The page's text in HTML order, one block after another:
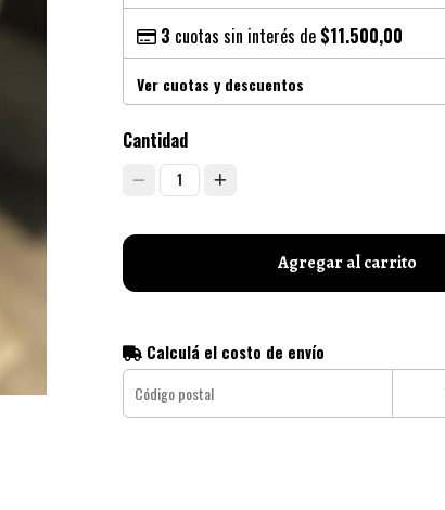
3 cuotas sin interés de $11.500,00
Ver cuotas y descuentos
Cantidad
1
Agregar al carrito
Calculá el costo de envío